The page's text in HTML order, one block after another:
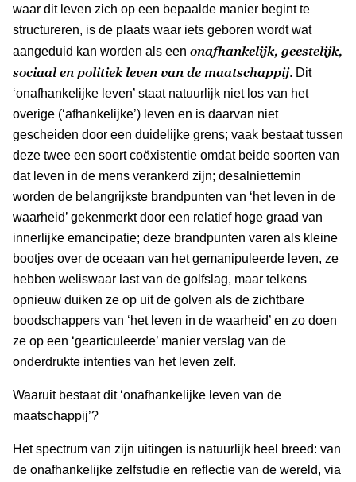
waar dit leven zich op een bepaalde manier begint te
structureren, is de plaats waar iets geboren wordt wat
aangeduid kan worden als een onafhankelijk, geestelijk,
sociaal en politiek leven van de maatschappij. Dit
‘onafhankelijke leven’ staat natuurlijk niet los van het
overige (‘afhankelijke’) leven en is daarvan niet
gescheiden door een duidelijke grens; vaak bestaat tussen
deze twee een soort coëxistentie omdat beide soorten van
dat leven in de mens verankerd zijn; desalniettemin
worden de belangrijkste brandpunten van ‘het leven in de
waarheid’ gekenmerkt door een relatief hoge graad van
innerlijke emancipatie; deze brandpunten varen als kleine
bootjes over de oceaan van het gemanipuleerde leven, ze
hebben weliswaar last van de golfslag, maar telkens
opnieuw duiken ze op uit de golven als de zichtbare
boodschappers van ‘het leven in de waarheid’ en zo doen
ze op een ‘gearticuleerde’ manier verslag van de
onderdrukte intenties van het leven zelf.
Waaruit bestaat dit ‘onafhankelijke leven van de
maatschappij’?
Het spectrum van zijn uitingen is natuurlijk heel breed: van
de onafhankelijke zelfstudie en reflectie van de wereld, via